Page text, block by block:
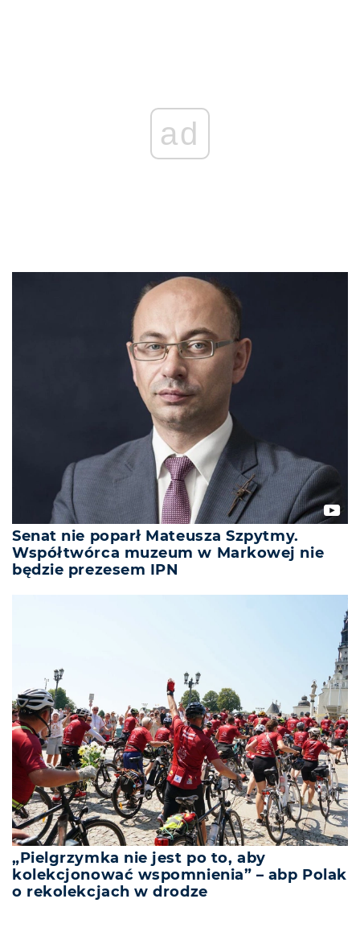
ad
Senat nie poparł Mateusza Szpytmy.
Współtwórca muzeum w Markowej nie
będzie prezesem IPN
„Pielgrzymka nie jest po to, aby
kolekcjonować wspomnienia” – abp Polak
o rekolekcjach w drodze